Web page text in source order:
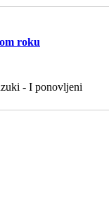
roku
- I ponovljeni